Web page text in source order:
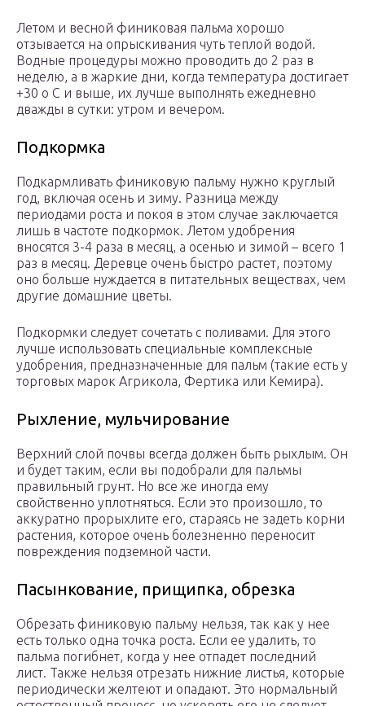
Летом и весной финиковая пальма хорошо
отзывается на опрыскивания чуть теплой водой.
Водные процедуры можно проводить до 2 раз в
неделю, а в жаркие дни, когда температура достигает
+30 о С и выше, их лучше выполнять ежедневно
дважды в сутки: утром и вечером.
Подкормка
Подкармливать финиковую пальму нужно круглый
год, включая осень и зиму. Разница между
периодами роста и покоя в этом случае заключается
лишь в частоте подкормок. Летом удобрения
вносятся 3-4 раза в месяц, а осенью и зимой – всего 1
раз в месяц. Деревце очень быстро растет, поэтому
оно больше нуждается в питательных веществах, чем
другие домашние цветы.
Подкормки следует сочетать с поливами. Для этого
лучше использовать специальные комплексные
удобрения, предназначенные для пальм (такие есть у
торговых марок Агрикола, Фертика или Кемира).
Рыхление, мульчирование
Верхний слой почвы всегда должен быть рыхлым. Он
и будет таким, если вы подобрали для пальмы
правильный грунт. Но все же иногда ему
свойственно уплотняться. Если это произошло, то
аккуратно прорыхлите его, стараясь не задеть корни
растения, которое очень болезненно переносит
повреждения подземной части.
Пасынкование, прищипка, обрезка
Обрезать финиковую пальму нельзя, так как у нее
есть только одна точка роста. Если ее удалить, то
пальма погибнет, когда у нее отпадет последний
лист. Также нельзя отрезать нижние листья, которые
периодически желтеют и опадают. Это нормальный